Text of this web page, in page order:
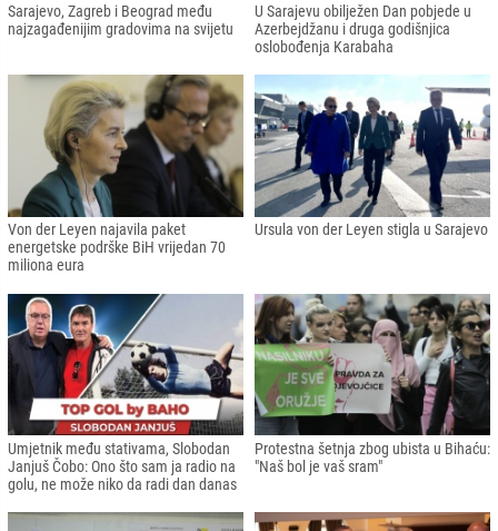
Sarajevo, Zagreb i Beograd među
najzagađenijim gradovima na svijetu
U Sarajevu obilježen Dan pobjede u
Azerbejdžanu i druga godišnjica
oslobođenja Karabaha
Von der Leyen najavila paket
energetske podrške BiH vrijedan 70
miliona eura
Ursula von der Leyen stigla u Sarajevo
Umjetnik među stativama, Slobodan
Janjuš Čobo: Ono što sam ja radio na
golu, ne može niko da radi dan danas
Protestna šetnja zbog ubista u Bihaću:
"Naš bol je vaš sram"